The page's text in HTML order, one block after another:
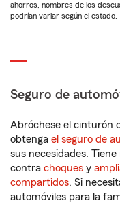
ahorros, nombres de los
podrían variar según el estado.
Seguro de
Abróchese el cinturón
obtenga el seguro de
sus necesidades.
contra choques y
compartidos. Si
automóviles para la